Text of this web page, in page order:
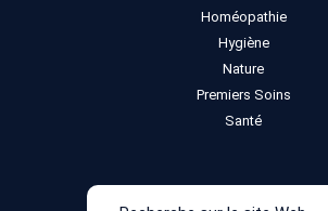
Homéopathie
Hygiène
Nature
Premiers Soins
Santé
Recherche